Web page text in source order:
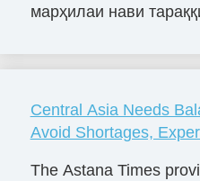
марҳилаи нави
Central Asia Needs
Avoid Shortages,
The Astana Times